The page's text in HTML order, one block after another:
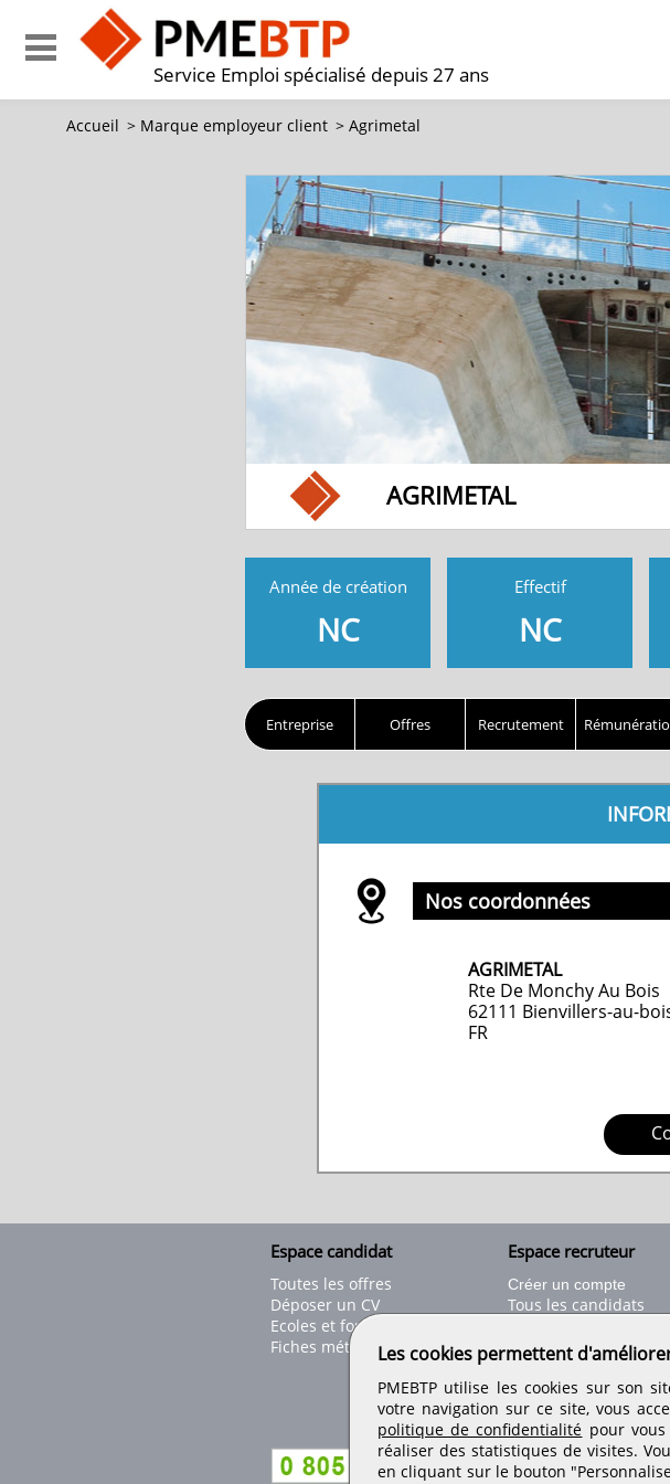
Service Emploi spécialisé depuis 27 ans
Accueil > Marque employeur client > Agrimetal
AGRIMETAL
Année de création
NC
Effectif
NC
Entreprise Offres Recrutement
Nos coordonnées
AGRIMETAL
Rte De Monchy Au Bois
62111 Bienvillers-au-
FR
Espace candidat
Toutes les offres
Déposer un CV
Ecoles et formations
Fiches métiers
Espace recruteur
Créer un compte
Tous les candidats
Déposer une offre de
Nos tarifs
Les cookies permettent
PMEBTP utilise les cookies sur son
votre navigation sur ce site, vous
politique de confidentialité pour
réaliser des statistiques de visites.
en cliquant sur le bouton